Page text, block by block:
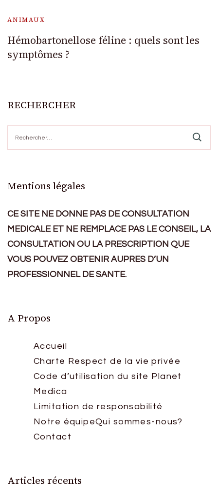
ANIMAUX
Hémobartonellose féline : quels sont les
symptômes ?
RECHERCHER
Mentions légales
CE SITE NE DONNE PAS DE CONSULTATION
MEDICALE ET NE REMPLACE PAS LE CONSEIL, LA
CONSULTATION OU LA PRESCRIPTION QUE
VOUS POUVEZ OBTENIR AUPRES D’UN
PROFESSIONNEL DE SANTE.
A Propos
Accueil
Charte Respect de la vie privée
Code d’utilisation du site Planet
Medica
Limitation de responsabilité
Notre équipeQui sommes-nous?
Contact
Articles récents